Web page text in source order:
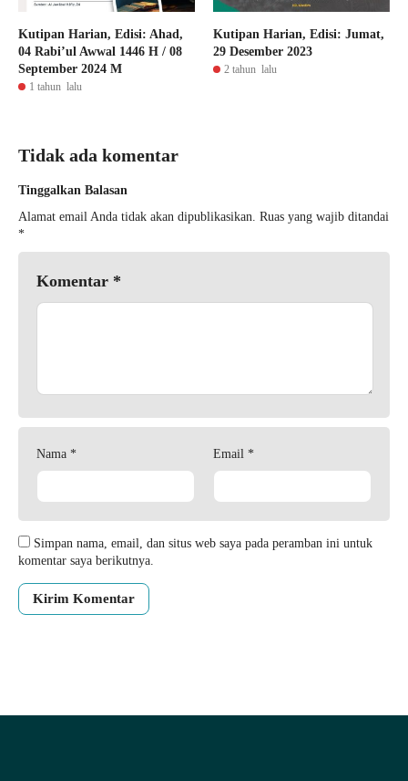
Kutipan Harian, Edisi: Ahad,
04 Rabi’ul Awwal 1446 H / 08
September 2024 M
1 tahun lalu
Kutipan Harian, Edisi: Jumat,
29 Desember 2023
2 tahun lalu
Tidak ada komentar
Tinggalkan Balasan
Alamat email Anda tidak akan dipublikasikan. Ruas yang wajib ditandai
*
Komentar *
Nama * Email *
Simpan nama, email, dan situs web saya pada peramban ini untuk
komentar saya berikutnya.